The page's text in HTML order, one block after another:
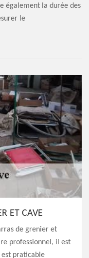
également la durée des
le
ET CAVE
de grenier et
professionnel, il est
est praticable